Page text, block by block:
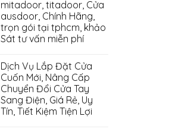
mitadoor, titadoor, Cửa
ausdoor, Chính Hãng,
trọn gói tại tphcm, khảo
Sát tư vấn miễn phí
Dịch Vụ Lắp Đặt Cửa
Cuốn Mới, Nâng Cấp
Chuyển Đổi Cửa Tay
Sang Điện, Giá Rẻ, Uy
Tín, Tiết Kiệm Tiện Lợi